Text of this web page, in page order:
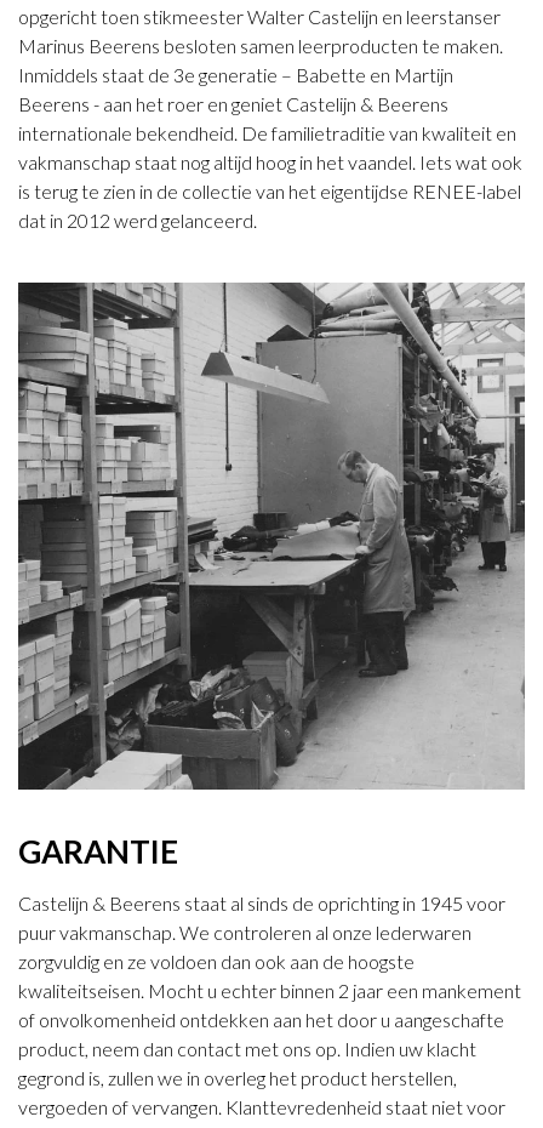
opgericht toen stikmeester Walter Castelijn en leerstanser
Marinus Beerens besloten samen leerproducten te maken.
Inmiddels staat de 3e generatie – Babette en Martijn
Beerens - aan het roer en geniet Castelijn & Beerens
internationale bekendheid. De familietraditie van kwaliteit en
vakmanschap staat nog altijd hoog in het vaandel. Iets wat ook
is terug te zien in de collectie van het eigentijdse RENEE-label
dat in 2012 werd gelanceerd.
GARANTIE
Castelijn & Beerens staat al sinds de oprichting in 1945 voor
puur vakmanschap. We controleren al onze lederwaren
zorgvuldig en ze voldoen dan ook aan de hoogste
kwaliteitseisen. Mocht u echter binnen 2 jaar een mankement
of onvolkomenheid ontdekken aan het door u aangeschafte
product, neem dan contact met ons op. Indien uw klacht
gegrond is, zullen we in overleg het product herstellen,
vergoeden of vervangen. Klanttevredenheid staat niet voor